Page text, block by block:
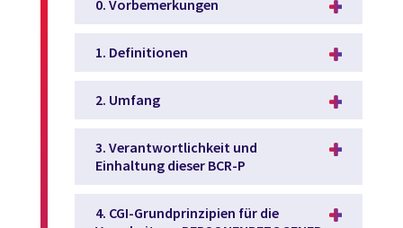
0. Vorbemerkungen
1. Definitionen
2. Umfang
3. Verantwortlichkeit und
Einhaltung dieser BCR-P
4. CGI-Grundprinzipien für die